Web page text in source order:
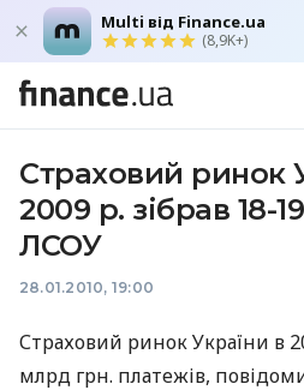
Multi від Finance.ua
(8,9K+)
Страховий ринок
2009 р. зібрав 18-
ЛСОУ
28.01.2010, 19:00
Страховий ринок України в
млрд грн. платежів,